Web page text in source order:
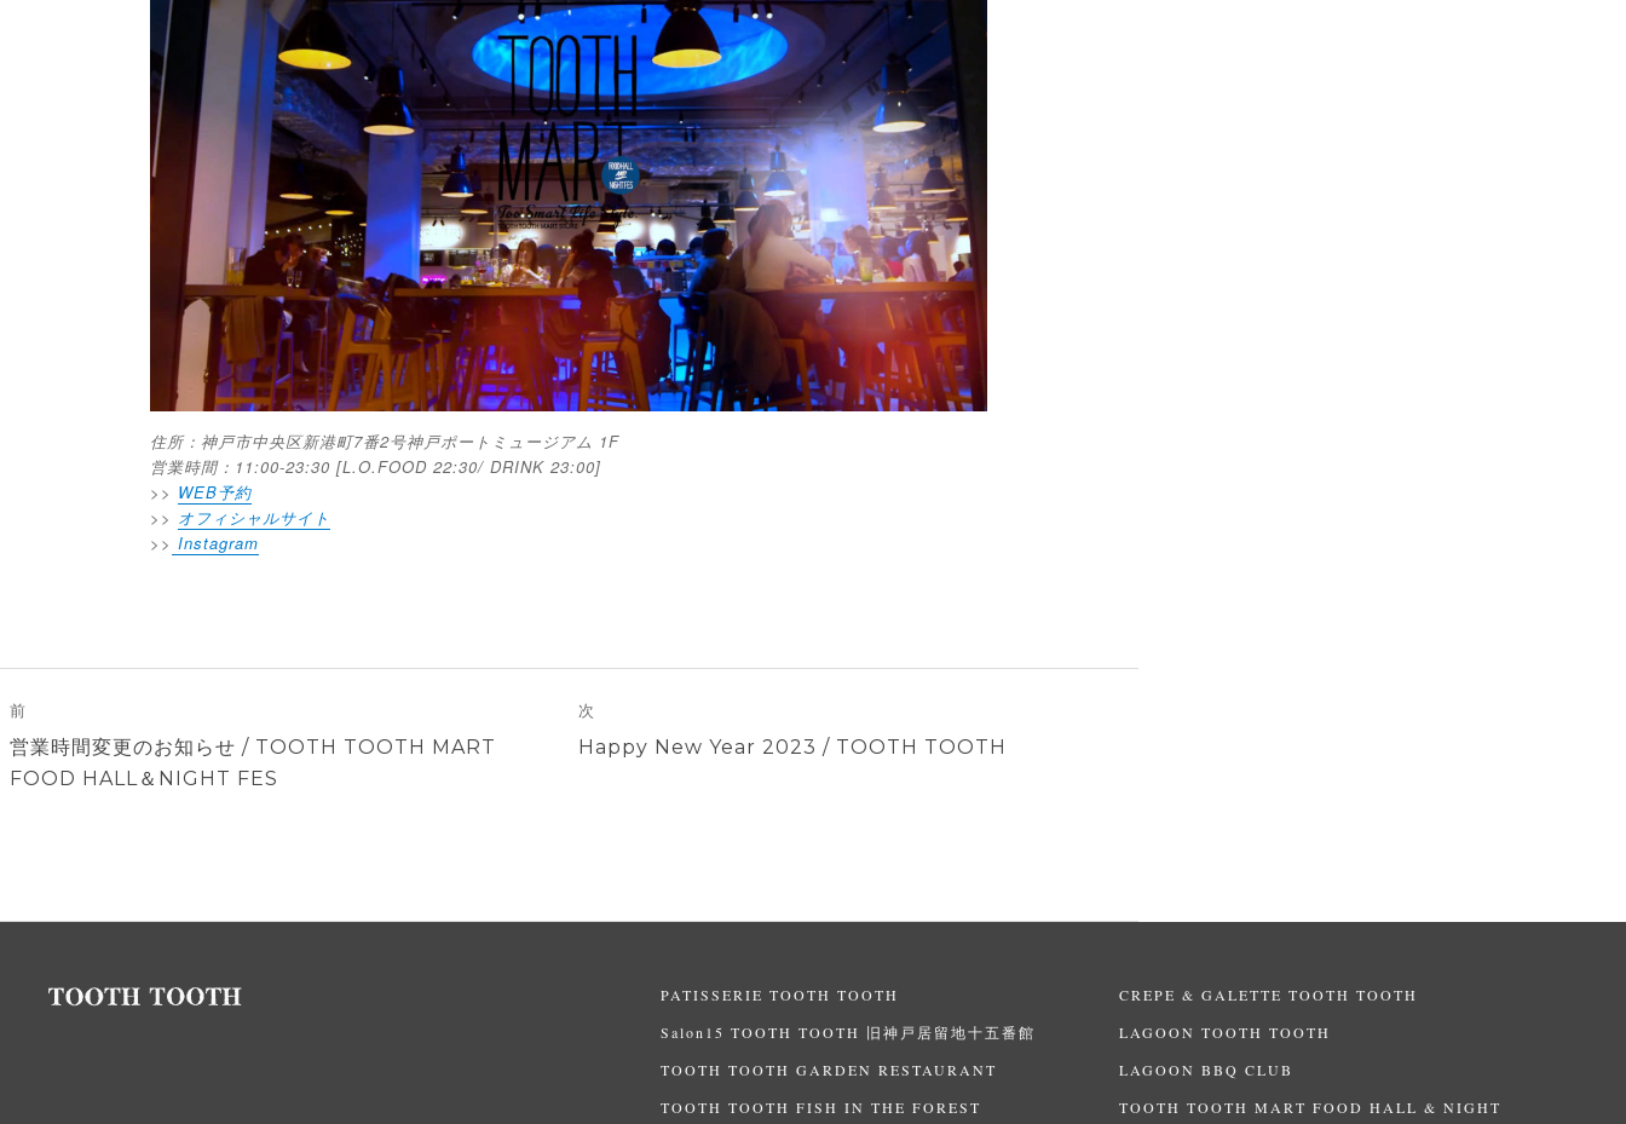
住所：神戸市中央区新港町7番2号神戸ポートミュージアム 1F
営業時間：11:00-23:30 [L.O.FOOD 22:30/ DRINK 23:00]
>> WEB予約
>> オフィシャルサイト
>> Instagram
稿
ナ
ビ
ョ
前
前
の
営業時間変更のお知らせ / TOOTH TOOTH MART
FOOD HALL＆NIGHT FES
次
次
Happy New Year 2023 / TOOTH TOOTH
PATISSERIE TOOTH TOOTH
Salon15 TOOTH TOOTH 旧神戸居留地十五番館
TOOTH TOOTH GARDEN RESTAURANT
TOOTH TOOTH FISH IN THE FOREST
CREPE & GALETTE TOOTH TOOTH
LAGOON TOOTH TOOTH
LAGOON BBQ CLUB
TOOTH TOOTH MART FOOD HALL & NIGHT